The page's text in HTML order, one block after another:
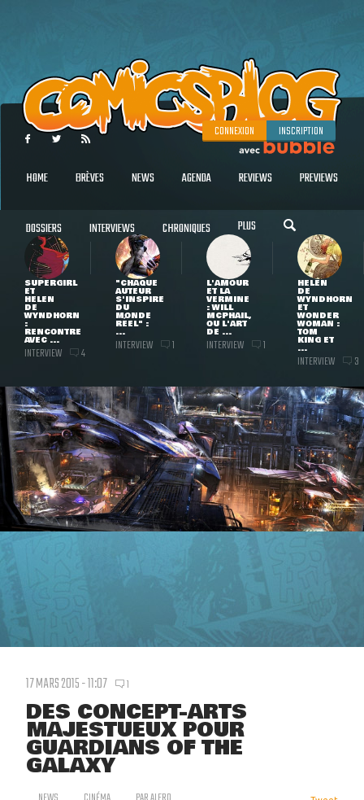
CONNEXION INSCRIPTION
HOME BRÈVES NEWS AGENDA REVIEWS PREVIEWS
DOSSIERS INTERVIEWS CHRONIQUES PLUS
SUPERGIRL
ET
HELEN
DE
WYNDHORN
:
RENCONTRE
AVEC ...
INTERVIEW 4
"CHAQUE
AUTEUR
S'INSPIRE
DU
MONDE
RÉEL" :
...
INTERVIEW 1
L'AMOUR
ET LA
VERMINE
: WILL
MCPHAIL,
OU L'ART
DE ...
INTERVIEW 1
HELEN
DE
WYNDHORN
ET
WONDER
WOMAN :
TOM
KING ET
...
INTERVIEW 3
17 MARS 2015 - 11:07 1
DES CONCEPT-ARTS
MAJESTUEUX POUR
GUARDIANS OF THE
GALAXY